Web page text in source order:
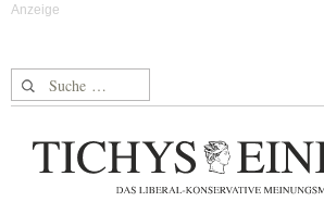
Suche nach: